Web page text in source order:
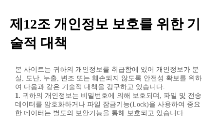
제12조 개인정보 보호를 위한 기
술적 대책
본 사이트는 귀하의 개인정보를 취급함에 있어 개인정보가 분
실, 도난, 누출, 변조 또는 훼손되지 않도록 안전성 확보를 위하
여 다음과 같은 기술적 대책을 강구하고 있습니다.
1. 귀하의 개인정보는 비밀번호에 의해 보호되며, 파일 및 전송
데이터를 암호화하거나 파일 잠금기능(Lock)을 사용하여 중요
한 데이터는 별도의 보안기능을 통해 보호되고 있습니다.